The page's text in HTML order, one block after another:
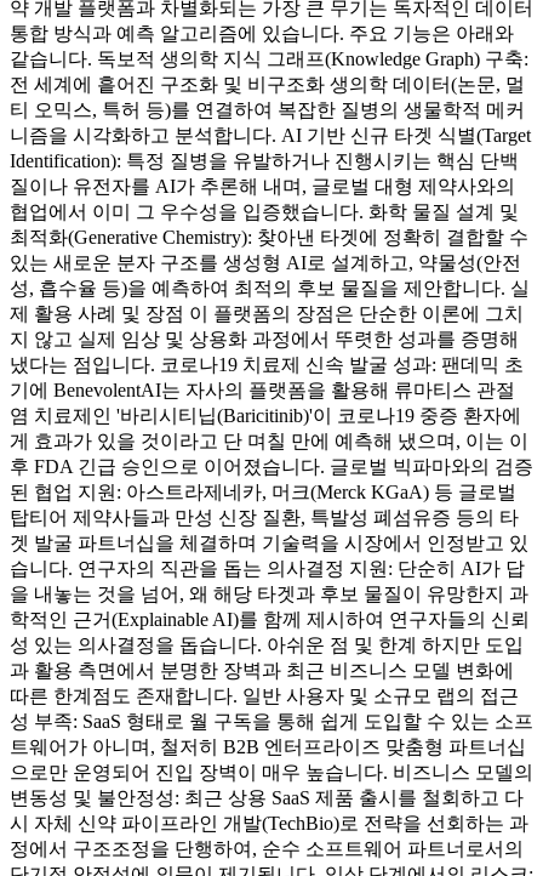
약 개발 플랫폼과 차별화되는 가장 큰 무기는 독자적인 데이터
통합 방식과 예측 알고리즘에 있습니다. 주요 기능은 아래와
같습니다. 독보적 생의학 지식 그래프(Knowledge Graph) 구축:
전 세계에 흩어진 구조화 및 비구조화 생의학 데이터(논문, 멀
티 오믹스, 특허 등)를 연결하여 복잡한 질병의 생물학적 메커
니즘을 시각화하고 분석합니다. AI 기반 신규 타겟 식별(Target
Identification): 특정 질병을 유발하거나 진행시키는 핵심 단백
질이나 유전자를 AI가 추론해 내며, 글로벌 대형 제약사와의
협업에서 이미 그 우수성을 입증했습니다. 화학 물질 설계 및
최적화(Generative Chemistry): 찾아낸 타겟에 정확히 결합할 수
있는 새로운 분자 구조를 생성형 AI로 설계하고, 약물성(안전
성, 흡수율 등)을 예측하여 최적의 후보 물질을 제안합니다. 실
제 활용 사례 및 장점 이 플랫폼의 장점은 단순한 이론에 그치
지 않고 실제 임상 및 상용화 과정에서 뚜렷한 성과를 증명해
냈다는 점입니다. 코로나19 치료제 신속 발굴 성과: 팬데믹 초
기에 BenevolentAI는 자사의 플랫폼을 활용해 류마티스 관절
염 치료제인 '바리시티닙(Baricitinib)'이 코로나19 중증 환자에
게 효과가 있을 것이라고 단 며칠 만에 예측해 냈으며, 이는 이
후 FDA 긴급 승인으로 이어졌습니다. 글로벌 빅파마와의 검증
된 협업 지원: 아스트라제네카, 머크(Merck KGaA) 등 글로벌
탑티어 제약사들과 만성 신장 질환, 특발성 폐섬유증 등의 타
겟 발굴 파트너십을 체결하며 기술력을 시장에서 인정받고 있
습니다. 연구자의 직관을 돕는 의사결정 지원: 단순히 AI가 답
을 내놓는 것을 넘어, 왜 해당 타겟과 후보 물질이 유망한지 과
학적인 근거(Explainable AI)를 함께 제시하여 연구자들의 신뢰
성 있는 의사결정을 돕습니다. 아쉬운 점 및 한계 하지만 도입
과 활용 측면에서 분명한 장벽과 최근 비즈니스 모델 변화에
따른 한계점도 존재합니다. 일반 사용자 및 소규모 랩의 접근
성 부족: SaaS 형태로 월 구독을 통해 쉽게 도입할 수 있는 소프
트웨어가 아니며, 철저히 B2B 엔터프라이즈 맞춤형 파트너십
으로만 운영되어 진입 장벽이 매우 높습니다. 비즈니스 모델의
변동성 및 불안정성: 최근 상용 SaaS 제품 출시를 철회하고 다
시 자체 신약 파이프라인 개발(TechBio)로 전략을 선회하는 과
정에서 구조조정을 단행하여, 순수 소프트웨어 파트너로서의